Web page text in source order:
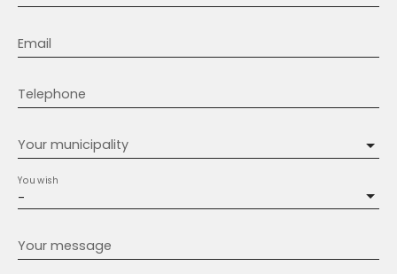
Email
Telephone
Your municipality
-
You wish
Your message